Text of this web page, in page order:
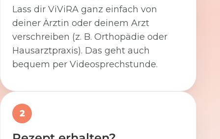
Lass dir ViViRA ganz einfach von
deiner Ärztin oder deinem Arzt
verschreiben (z. B. Orthopädie oder
Hausarztpraxis). Das geht auch
bequem per Videosprechstunde.
2